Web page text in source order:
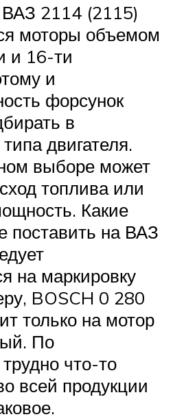
2114 (2115)
моторы объемом
и 16-ти
и
форсунок
в
двигателя.
выборе может
топлива или
Какие
поставить на ВАЗ
на маркировку
BOSCH 0 280
только на мотор
По
что-то
всей продукции